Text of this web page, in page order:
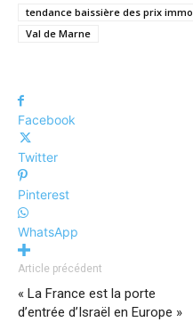
tendance baissière des prix
Val de Marne
Facebook
Twitter
Pinterest
WhatsApp
Article précédent
« La France est la porte
d’entrée d’Israël en Europe »